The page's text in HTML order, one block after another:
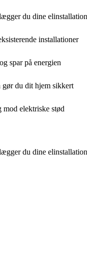
du dine
installationer
spar på energien
gør du dit hjem sikkert
mod elektriske stød
du dine